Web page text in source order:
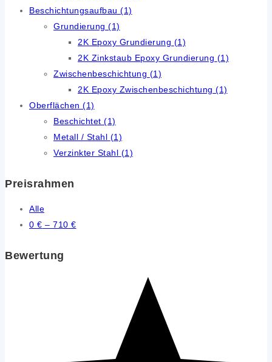
Beschichtungsaufbau (1)
Grundierung (1)
2K Epoxy Grundierung (1)
2K Zinkstaub Epoxy Grundierung (1)
Zwischenbeschichtung (1)
2K Epoxy Zwischenbeschichtung (1)
Oberflächen (1)
Beschichtet (1)
Metall / Stahl (1)
Verzinkter Stahl (1)
Preisrahmen
Alle
0 € – 710 €
Bewertung